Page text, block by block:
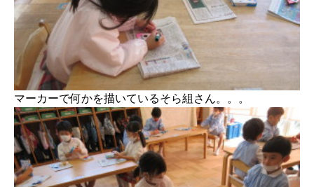
マーカーで何かを描いているそら組さん。。。